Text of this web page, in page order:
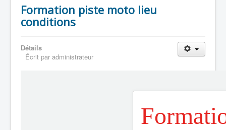
Formation piste moto lieu
conditions
Détails
Écrit par administrateur